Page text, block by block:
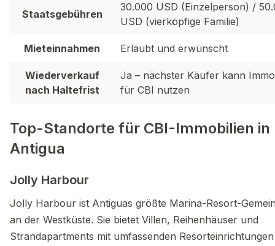
Staatsgebühren
30.000 USD (Einzelperson) /
USD (vierköpfige Familie)
Mieteinnahmen Erlaubt und erwünscht
Wiederverkauf
nach Haltefrist
Ja – nächster Käufer kann
für CBI nutzen
Top-Standorte für CBI-Immobilien in
Antigua
Jolly Harbour
Jolly Harbour ist Antiguas größte Marina-Resort-
an der Westküste. Sie bietet Villen, Reihenhäuser und
Strandapartments mit umfassenden Resorteinrichtungen